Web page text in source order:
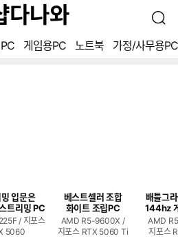
검
색
게임용PC 노트북 가정/사무용PC
입문은
트리밍 PC
/ 지포스
5060
베스트셀러 조합
화이트 조립PC
AMD R5-9600X /
지포스 RTX 5060 Ti
배틀그
144hz
AMD
지포스